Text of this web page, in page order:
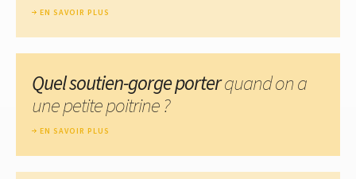
EN SAVOIR PLUS
Quel soutien-gorge porterquand on a
une petite poitrine ?
EN SAVOIR PLUS